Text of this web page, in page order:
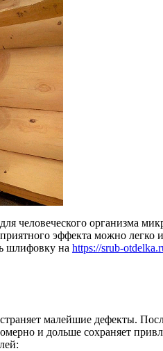
человеческого организма
эффекта можно
шлифовку на https://srub-
малейшие дефекты.
и дольше сохраняет